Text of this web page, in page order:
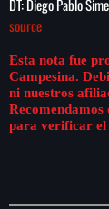
DT: Diego Pablo
source
Esta nota fue
Campesina.
ni nuestros
para verificar el